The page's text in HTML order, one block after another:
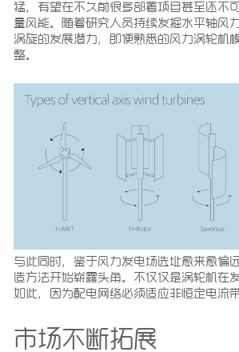
猛，有望在不久前很多部署项目甚至还不
量风能。随着研究人员持续发掘水平轴风
涡旋的发展潜力，即便熟悉的风力涡轮机
整。
与此同时，鉴于风力发电场选址愈来愈偏
造方法开始崭露头角。不仅仅是涡轮机在
如此，因为配电网络必须适应非恒定电流
市场不断拓展